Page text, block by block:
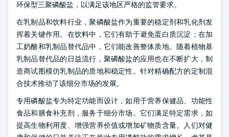
环保型三聚磷酸盐，以满足该地区严格的监管要求。
在乳制品和饮料行业，聚磷酸盐作为重要的稳定剂和乳化剂发
挥着关键作用。在饮料中，它们有助于避免蛋白质沉淀；在加
工奶酪和乳制品替代品中，它们能改善整体质地。随着植物基
乳制品替代品的日益流行，聚磷酸盐的应用也在不断扩大，制
造商试图模仿乳制品的质地和稳定性。针对精确配方的定制混
合技术推动了该细分市场的发展。
专用磷酸盐专为特定功能而设计，如用于营养保健品、功能性
食品和膳食补充剂，服务于细分市场。它们满足特定需求，如
提高生物利用度、增强营养价值或增加矿物质含量。人们对健